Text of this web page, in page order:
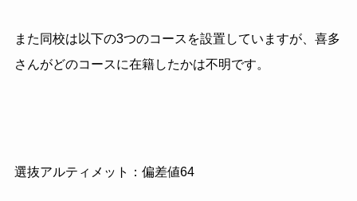
また同校は以下の3つのコースを設置していますが、喜多
さんがどのコースに在籍したかは不明です。
選抜アルティメット：偏差値64